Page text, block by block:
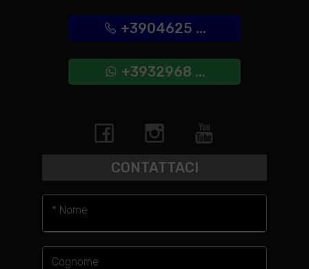
+3904625 ...
+3932968 ...
CONTATTACI
* Nome
Cognome